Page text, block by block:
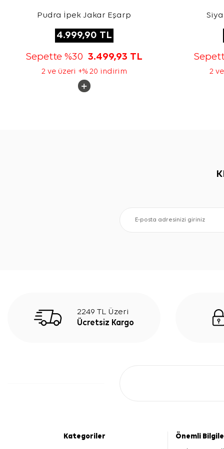
Pudra İpek Jakar Eşarp
4.999,90 TL
Sepette %30 3.499,93 TL
2 ve üzeri +% 20 indirim 2
2249 TL Üzeri
Ücretsiz Kargo
Kategoriler
Önemli